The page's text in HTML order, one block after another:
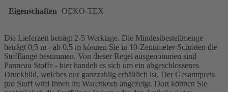
Eigenschaften OEKO-TEX
Die Lieferzeit beträgt 2-5 Werktage. Die Mindestbestellmenge
beträgt 0,5 m - ab 0,5 m können Sie in 10-Zentimeter-Schritten die
Stofflänge bestimmen. Von dieser Regel ausgenommen sind
Panneau Stoffe - hier handelt es sich um ein abgeschlossenes
Druckbild, welches nur ganzzahlig erhältlich ist. Der Gesamtpreis
pro Stoff wird Ihnen im Warenkorb angezeigt. Dort können Sie